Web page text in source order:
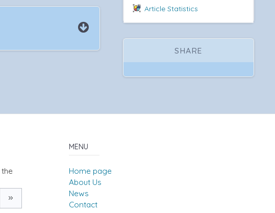
Article Statistics
SHARE
MENU
Home page
About Us
News
Contact